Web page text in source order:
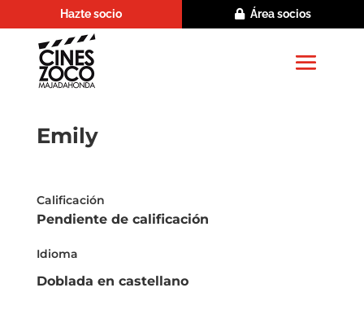
Hazte socio Área socios
Emily
Calificación
Pendiente de calificación
Idioma
Doblada en castellano